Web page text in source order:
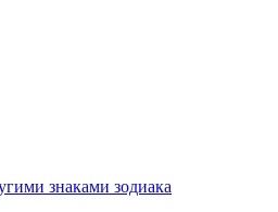
знаками зодиака